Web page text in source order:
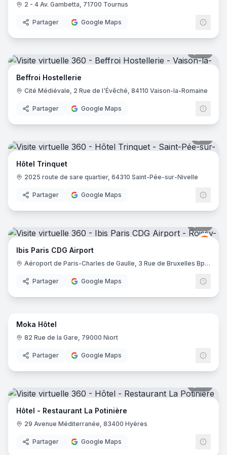
2 - 4 Av. Gambetta, 71700 Tournus
Partager Google Maps
Beffroi Hostellerie
Cité Médiévale, 2 Rue de l'Évêché, 84110 Vaison-la-Romaine
Partager Google Maps
Hôtel Trinquet
2025 route de sare quartier, 64310 Saint-Pée-sur-Nivelle
Partager Google Maps
Ibis
Ibis Paris CDG Airport
Aéroport de Paris-Charles de Gaulle, 3 Rue de Bruxelles Bp 11122, 93290 Roissy-en-France
Partager Google Maps
14
Moka Hôtel
82 Rue de la Gare, 79000 Niort
Partager Google Maps
Hôtel - Restaurant La Potinière
29 Avenue Méditerranée, 83400 Hyères
Partager Google Maps